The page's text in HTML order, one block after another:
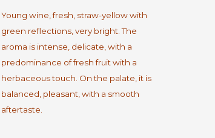
Young wine, fresh, straw-yellow with
green reflections, very bright. The
aroma is intense, delicate, with a
predominance of fresh fruit with a
herbaceous touch. On the palate, it is
balanced, pleasant, with a smooth
aftertaste.